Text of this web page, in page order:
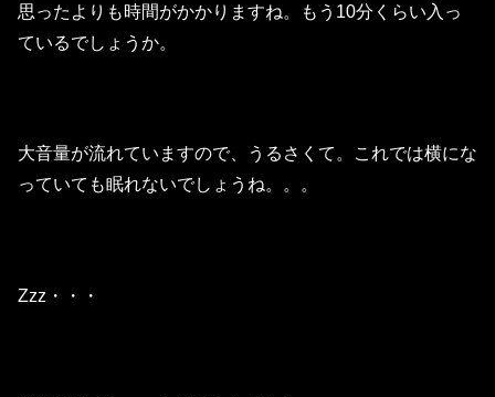
思ったよりも時間がかかりますね。もう10分くらい入っ
ているでしょうか。
大音量が流れていますので、うるさくて。これでは横にな
っていても眠れないでしょうね。。。
Zzz・・・